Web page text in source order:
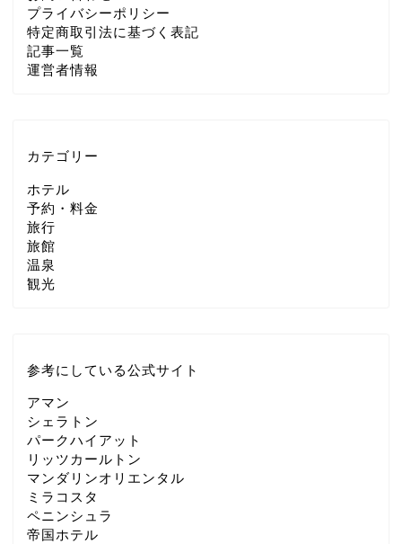
プライバシーポリシー
特定商取引法に基づく表記
記事一覧
運営者情報
カテゴリー
ホテル
予約・料金
旅行
旅館
温泉
観光
参考にしている公式サイト
アマン
シェラトン
パークハイアット
リッツカールトン
マンダリンオリエンタル
ミラコスタ
ペニンシュラ
帝国ホテル